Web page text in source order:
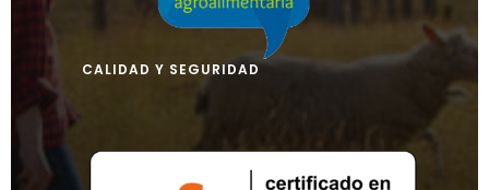
CALIDAD Y SEGURIDAD